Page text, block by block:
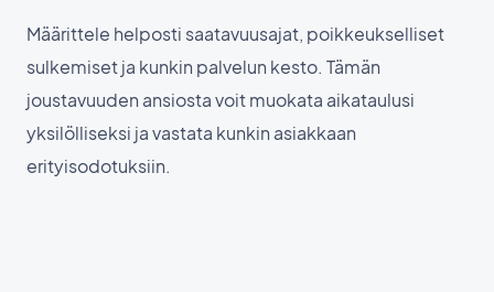
Määrittele helposti saatavuusajat, poikkeukselliset
sulkemiset ja kunkin palvelun kesto. Tämän
joustavuuden ansiosta voit muokata aikataulusi
yksilölliseksi ja vastata kunkin asiakkaan
erityisodotuksiin.